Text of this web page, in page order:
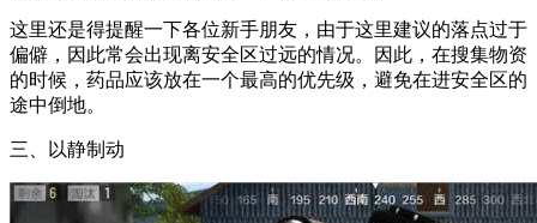
这里还是得提醒一下各位新手朋友，由于这里建议的落点过于
偏僻，因此常会出现离安全区过远的情况。因此，在搜集物资
的时候，药品应该放在一个最高的优先级，避免在进安全区的
途中倒地。
三、以静制动